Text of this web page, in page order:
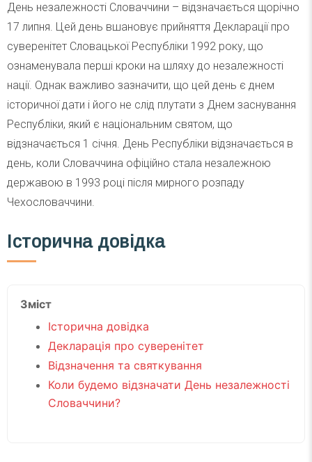
День незалежності Словаччини – відзначається щорічно
17 липня. Цей день вшановує прийняття Декларації про
суверенітет Словацької Республіки 1992 року, що
ознаменувала перші кроки на шляху до незалежності
нації. Однак важливо зазначити, що цей день є днем
історичної дати і його не слід плутати з Днем заснування
Республіки, який є національним святом, що
відзначається 1 січня. День Республіки відзначається в
день, коли Словаччина офіційно стала незалежною
державою в 1993 році після мирного розпаду
Чехословаччини.
Історична довідка
Зміст
Історична довідка
Декларація про суверенітет
Відзначення та святкування
Коли будемо відзначати День незалежності
Словаччини?